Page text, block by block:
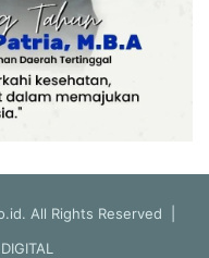
All Rights Reserved |